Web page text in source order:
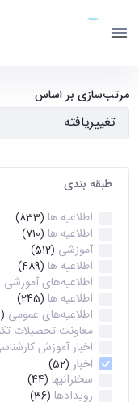
کامپیوتر
مرتب‌سازی بر اساس
طبقه بندی
اطلاعیه ها (833)
اطلاعیه ها (710)
آموزشی (512)
اطلاعیه ها (489)
اطلاعیه‌های‌ آموزشی
اطلاعیه ها (245)
اطلاعیه‌های عمومی (134)
معاونت تحصیلات
اخبار آموزش
اخبار (52)
سخنرانیها (44)
رویدادها (36)